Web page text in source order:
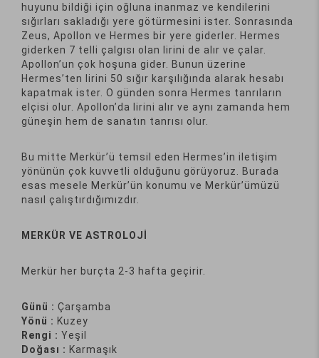
huyunu bildiği için oğluna inanmaz ve kendilerini
sığırları sakladığı yere götürmesini ister. Sonrasında
Zeus, Apollon ve Hermes bir yere giderler. Hermes
giderken 7 telli çalgısı olan lirini de alır ve çalar.
Apollon’un çok hoşuna gider. Bunun üzerine
Hermes’ten lirini 50 sığır karşılığında alarak hesabı
kapatmak ister. O günden sonra Hermes tanrıların
elçisi olur. Apollon’da lirini alır ve aynı zamanda hem
güneşin hem de sanatın tanrısı olur.
Bu mitte Merkür’ü temsil eden Hermes’in iletişim
yönünün çok kuvvetli olduğunu görüyoruz. Burada
esas mesele Merkür’ün konumu ve Merkür’ümüzü
nasıl çalıştırdığımızdır.
MERKÜR VE ASTROLOJİ
Merkür her burçta 2-3 hafta geçirir.
Günü : Çarşamba
Yönü : Kuzey
Rengi : Yeşil
Doğası : Karmaşık